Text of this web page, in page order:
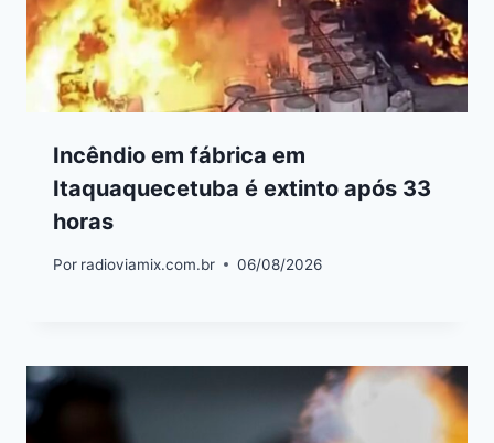
Incêndio em fábrica em
Itaquaquecetuba é extinto após 33
horas
Por radioviamix.com.br 06/08/2026